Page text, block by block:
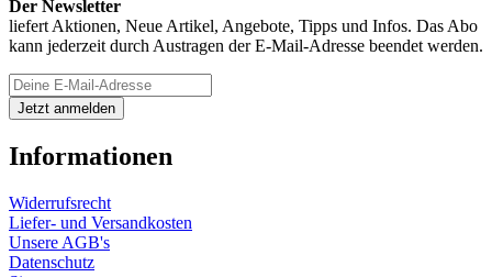
Der Newsletter
liefert Aktionen, Neue Artikel, Angebote, Tipps und Infos. Das Abo
kann jederzeit durch Austragen der E-Mail-Adresse beendet werden.
Informationen
Widerrufsrecht
Liefer- und Versandkosten
Unsere AGB's
Datenschutz